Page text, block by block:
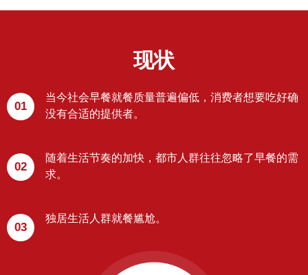
现状
01
当今社会早餐就餐质量普遍偏低，消费者想要吃好确
没有合适的提供者。
02
随着生活节奏的加快，都市人群往往忽略了早餐的需
求。
03
独居生活人群就餐尴尬。